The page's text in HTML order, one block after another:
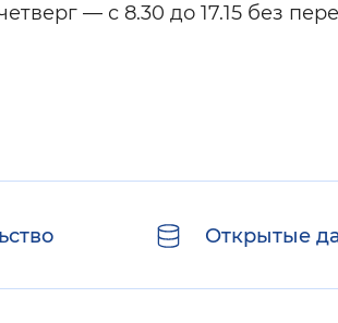
— с 8.30 до 17.15 без
Открытые